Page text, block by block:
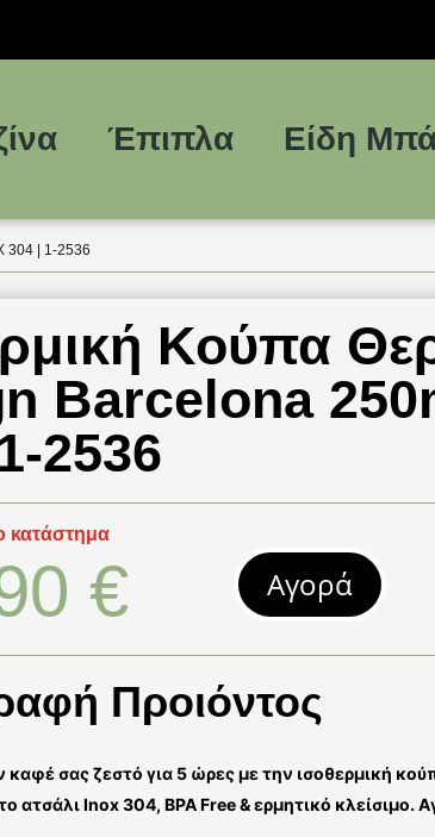
Έπιπλα Είδη
304 | 1-2536
Κούπα
Barcelona
2536
κατάστημα
€ Αγορά
Προιόντος
σας ζεστό για 5 ώρες με την ισοθερμική
ατσάλι Inox 304, BPA Free & ερμητικό κλείσιμο.